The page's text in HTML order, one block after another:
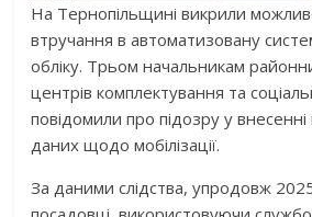
На Тернопільщині викрили
втручання в автоматизовану
обліку. Трьом начальникам
центрів комплектування та
повідомили про підозру у
даних щодо мобілізації.
За даними слідства, упродовж